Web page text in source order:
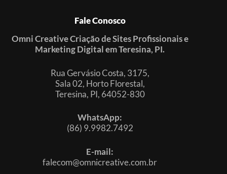
Fale Conosco
Omni Creative Criação de Sites Profissionais e
Marketing Digital em Teresina, PI.
Rua Gervásio Costa, 3175,
Sala 02, Horto Florestal,
Teresina, PI, 64052-830
WhatsApp:
(86) 9.9982.7492
E-mail:
falecom@omnicreative.com.br